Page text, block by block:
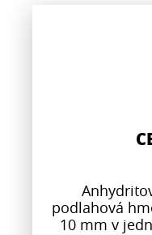
podlahová
10 mm v